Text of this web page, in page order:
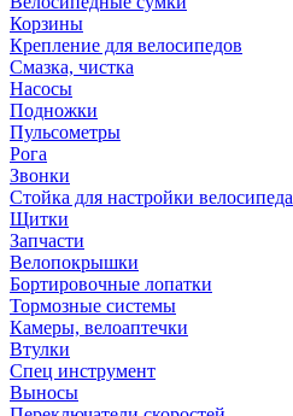
Корзины
Крепление для велосипедов
Смазка, чистка
Насосы
Подножки
Пульсометры
Рога
Звонки
Стойка для настройки велосипеда
Щитки
Запчасти
Велопокрышки
Бортировочные лопатки
Тормозные системы
Камеры, велоаптечки
Втулки
Спец инструмент
Выносы